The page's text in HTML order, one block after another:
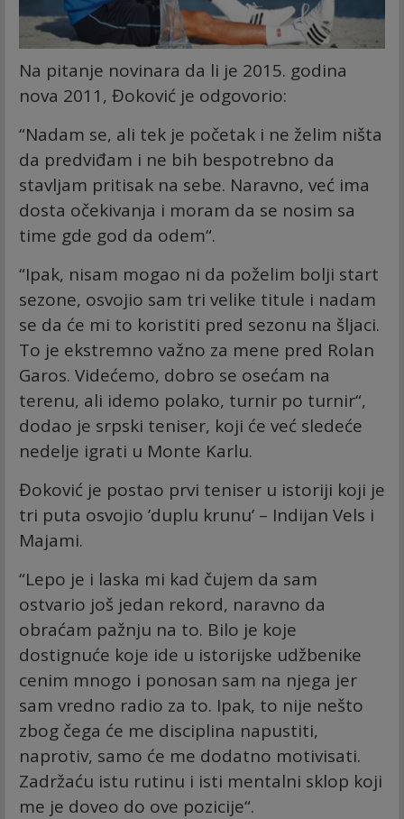
Na pitanje novinara da li je 2015. godina
nova 2011, Đoković je odgovorio:
“Nadam se, ali tek je početak i ne želim ništa
da predviđam i ne bih bespotrebno da
stavljam pritisak na sebe. Naravno, već ima
dosta očekivanja i moram da se nosim sa
time gde god da odem“.
“Ipak, nisam mogao ni da poželim bolji start
sezone, osvojio sam tri velike titule i nadam
se da će mi to koristiti pred sezonu na šljaci.
To je ekstremno važno za mene pred Rolan
Garos. Videćemo, dobro se osećam na
terenu, ali idemo polako, turnir po turnir“,
dodao je srpski teniser, koji će već sledeće
nedelje igrati u Monte Karlu.
Đoković je postao prvi teniser u istoriji koji je
tri puta osvojio ’duplu krunu’ – Indijan Vels i
Majami.
“Lepo je i laska mi kad čujem da sam
ostvario još jedan rekord, naravno da
obraćam pažnju na to. Bilo je koje
dostignuće koje ide u istorijske udžbenike
cenim mnogo i ponosan sam na njega jer
sam vredno radio za to. Ipak, to nije nešto
zbog čega će me disciplina napustiti,
naprotiv, samo će me dodatno motivisati.
Zadržaću istu rutinu i isti mentalni sklop koji
me je doveo do ove pozicije“.